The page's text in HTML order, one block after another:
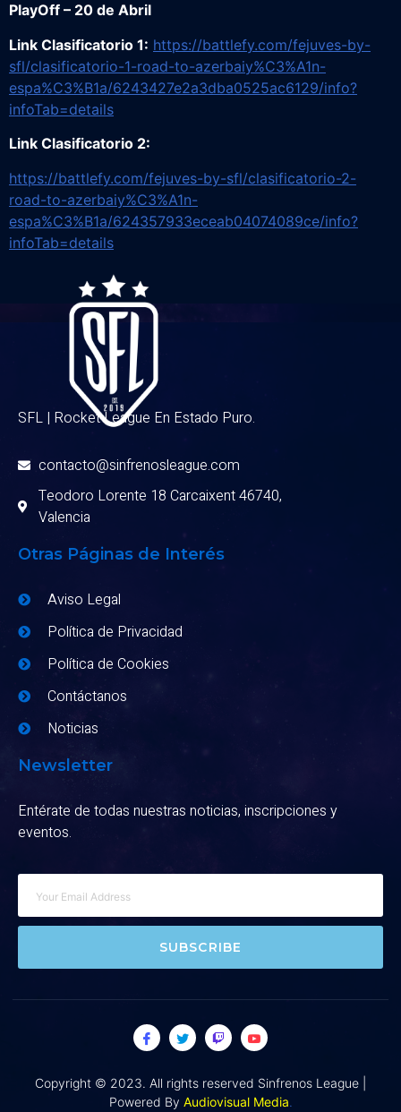
PlayOff – 20 de Abril
Link Clasificatorio 1: https://battlefy.com/fejuves-by-
sfl/clasificatorio-1-road-to-azerbaiy%C3%A1n-
espa%C3%B1a/6243427e2a3dba0525ac6129/info?
infoTab=details
Link Clasificatorio 2:
https://battlefy.com/fejuves-by-sfl/clasificatorio-2-
road-to-azerbaiy%C3%A1n-
espa%C3%B1a/624357933eceab04074089ce/info?
infoTab=details
SFL | Rocket League En Estado Puro.
contacto@sinfrenosleague.com
Teodoro Lorente 18 Carcaixent 46740,
Valencia
Otras Páginas de Interés
Aviso Legal
Política de Privacidad
Política de Cookies
Contáctanos
Noticias
Newsletter
Entérate de todas nuestras noticias, inscripciones y
eventos.
SUBSCRIBE
Copyright © 2023. All rights reserved Sinfrenos League |
Powered By Audiovisual Media.